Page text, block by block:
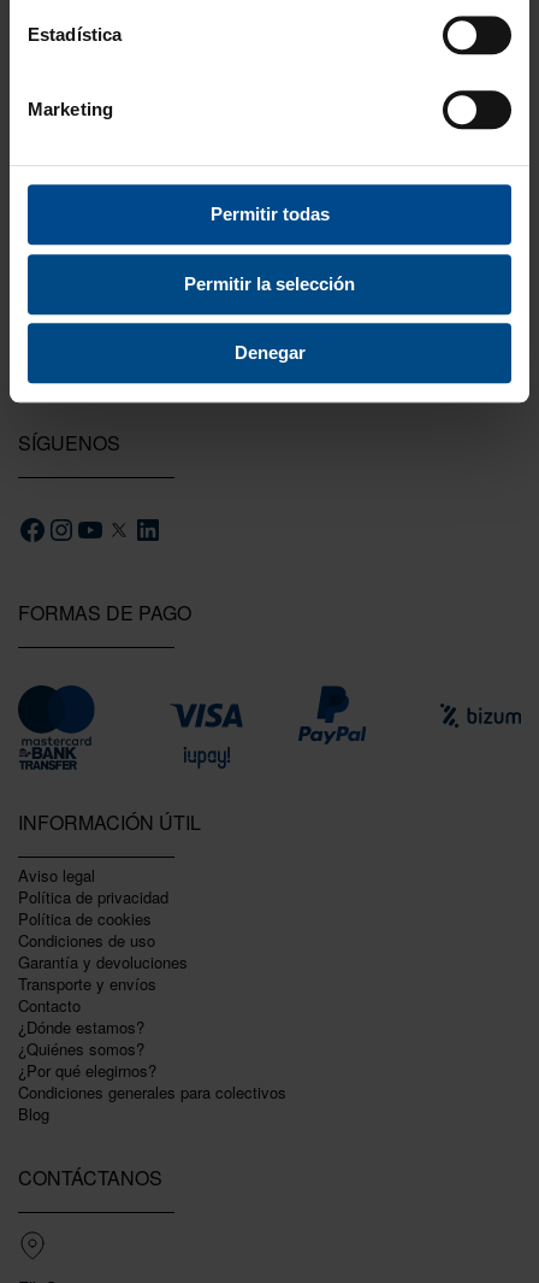
Estadística
Marketing
Permitir todas
Permitir la selección
Denegar
3 Años de garantía
Testeamos los productos
Todas las novedades que introducimos son
probadas por nuestro equipo.
FORMAS DE PAGO
INFORMACIÓN ÚTIL
Aviso legal
Política de privacidad
Polí­tica de cookies
Condiciones de uso
Garantí­a y devoluciones
Transporte y envíos
Contacto
¿Dónde estamos?
¿Quiénes somos?
¿Por qué elegirnos?
Condiciones generales para colectivos
Blog
CONTÁCTANOS
SÍGUENOS